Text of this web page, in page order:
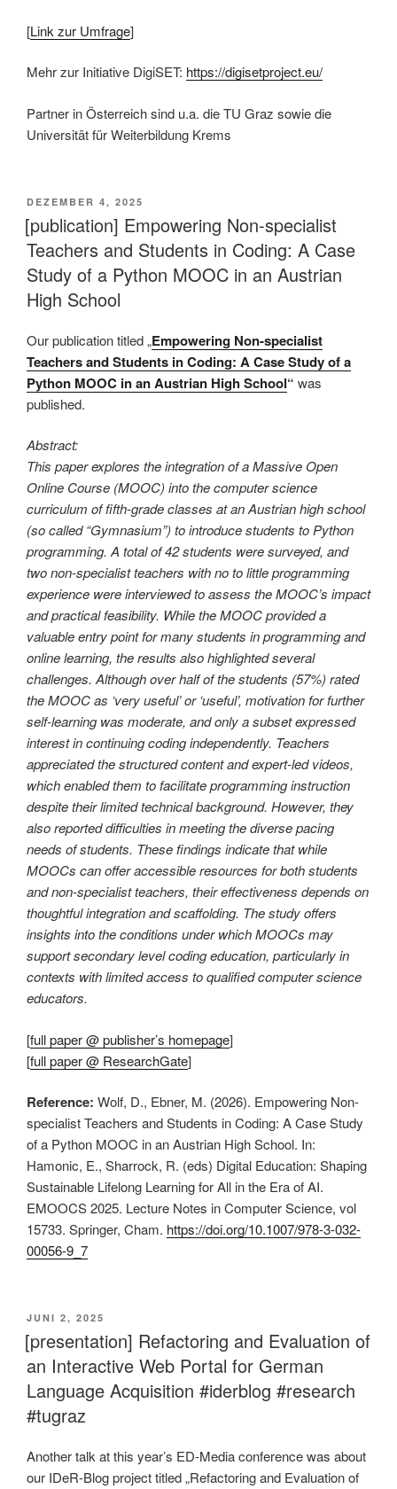
[Link zur Umfrage]
Mehr zur Initiative DigiSET: https://digisetproject.eu/
Partner in Österreich sind u.a. die TU Graz sowie die
Universität für Weiterbildung Krems
VERÖFFENTLICHT
AM
DEZEMBER 4, 2025
[publication] Empowering Non-specialist
Teachers and Students in Coding: A Case
Study of a Python MOOC in an Austrian
High School
Our publication titled „Empowering Non-specialist
Teachers and Students in Coding: A Case Study of a
Python MOOC in an Austrian High School“ was
published.
Abstract:
This paper explores the integration of a Massive Open
Online Course (MOOC) into the computer science
curriculum of fifth-grade classes at an Austrian high school
(so called “Gymnasium”) to introduce students to Python
programming. A total of 42 students were surveyed, and
two non-specialist teachers with no to little programming
experience were interviewed to assess the MOOC’s impact
and practical feasibility. While the MOOC provided a
valuable entry point for many students in programming and
online learning, the results also highlighted several
challenges. Although over half of the students (57%) rated
the MOOC as ‘very useful’ or ‘useful’, motivation for further
self-learning was moderate, and only a subset expressed
interest in continuing coding independently. Teachers
appreciated the structured content and expert-led videos,
which enabled them to facilitate programming instruction
despite their limited technical background. However, they
also reported difficulties in meeting the diverse pacing
needs of students. These findings indicate that while
MOOCs can offer accessible resources for both students
and non-specialist teachers, their effectiveness depends on
thoughtful integration and scaffolding. The study offers
insights into the conditions under which MOOCs may
support secondary level coding education, particularly in
contexts with limited access to qualified computer science
educators.
[full paper @ publisher’s homepage]
[full paper @ ResearchGate]
Reference: Wolf, D., Ebner, M. (2026). Empowering Non-
specialist Teachers and Students in Coding: A Case Study
of a Python MOOC in an Austrian High School. In:
Hamonic, E., Sharrock, R. (eds) Digital Education: Shaping
Sustainable Lifelong Learning for All in the Era of AI.
EMOOCS 2025. Lecture Notes in Computer Science, vol
15733. Springer, Cham. https://doi.org/10.1007/978-3-032-
00056-9_7
VERÖFFENTLICHT
AM
JUNI 2, 2025
[presentation] Refactoring and Evaluation of
an Interactive Web Portal for German
Language Acquisition #iderblog #research
#tugraz
Another talk at this year’s ED-Media conference was about
our IDeR-Blog project titled „Refactoring and Evaluation of